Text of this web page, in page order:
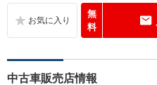
無
料
中古車販売店情報